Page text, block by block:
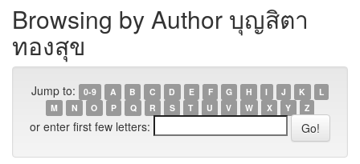
Browsing by Author บุญสิตา
ทองสุข
Jump to: 0-9 A B C D E F G H I J K
L
M
N O P Q R S T U V W X Y Z
or enter first few letters: